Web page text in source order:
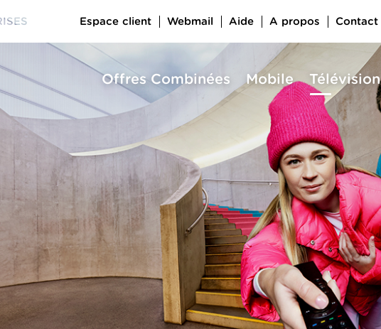
Offres Combinées Mobile Télévision
Espace client Webmail Aide A propos Contact